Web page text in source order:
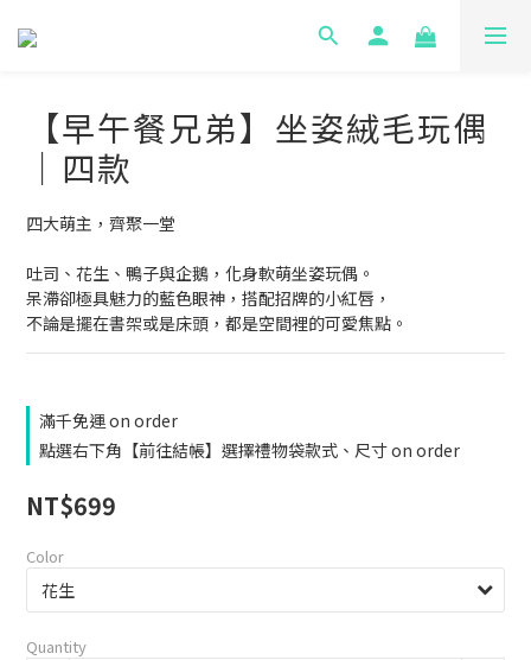
【早午餐兄弟】坐姿絨毛玩偶
｜四款
四大萌主，齊聚一堂
吐司、花生、鴨子與企鵝，化身軟萌坐姿玩偶。
呆滯卻極具魅力的藍色眼神，搭配招牌的小紅唇，
不論是擺在書架或是床頭，都是空間裡的可愛焦點。
滿千免運 on order
點選右下角【前往結帳】選擇禮物袋款式、尺寸 on order
NT$699
Color
Quantity